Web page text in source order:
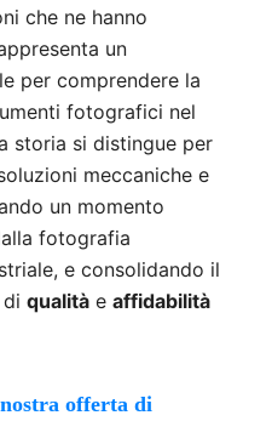
che ne hanno
un
per comprendere la
fotografici nel
storia si distingue per
meccaniche e
un momento
fotografia
e consolidando il
qualità e affidabilità
offerta di